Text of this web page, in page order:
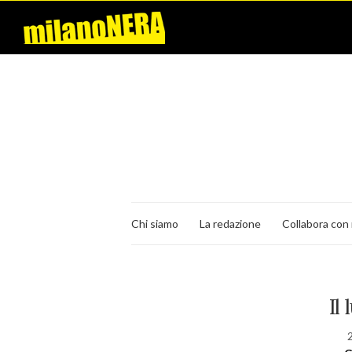
Chi siamo La redazione Collabora con
Il